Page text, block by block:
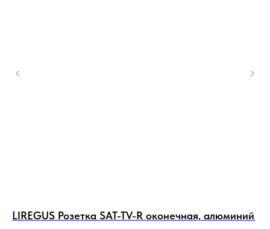
LIREGUS Розетка SAT-TV-R оконечная, алюминий